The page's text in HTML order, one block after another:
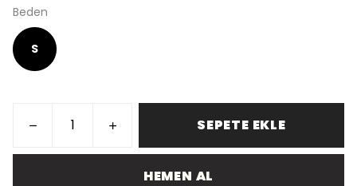
Beden
S
SEPETE EKLE
HEMEN AL